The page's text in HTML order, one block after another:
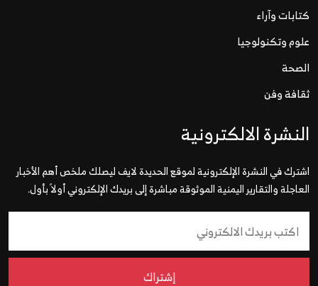
كتابات وآراء
علوم وتكنولوجيا
الصحة
ثقافة وفن
النشرة الالكترونية
اشترك في النشرة الإلكترونية لموقع الحديدة لايف ليصلك ملخص أهم الأخبار
العاجلة والتقارير اليمنية الموثوقة مباشرة إلى بريدك الإلكتروني أولاً بأول.
إشتراك